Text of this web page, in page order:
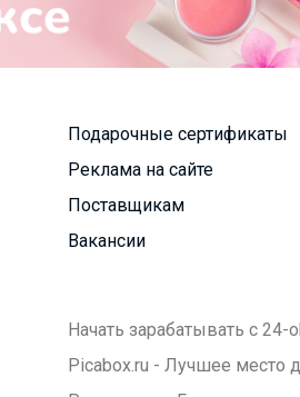
Подарочные сертификаты
Реклама на сайте
Поставщикам
Вакансии
Начать зарабатывать с 24-
Picabox.ru - Лучшее место